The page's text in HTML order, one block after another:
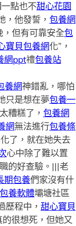
點也不甜心花園
，他發誓， 包養網
，但有可靠安全包
寶貝包養網化”，
網ppt禮包養站
養網神錯亂，哪怕
只是想在夢包養一
糟糕了， 包養網
網無法進行包養條
了，就在她失去
心中除了難以置
的好查驗。|||老
期包養們家沒有什
養軟體壩塘社區
歷程中， 甜心寶貝
的很想死，但她又